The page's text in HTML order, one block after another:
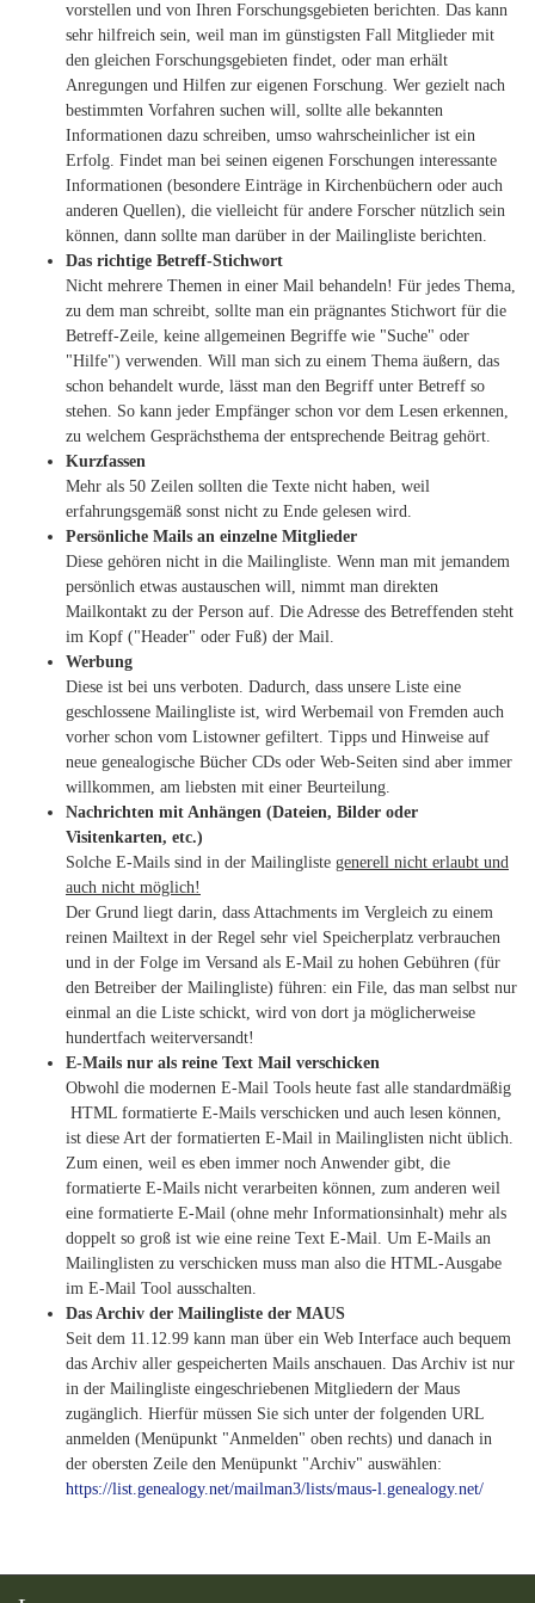
vorstellen und von Ihren Forschungsgebieten berichten. Das kann
sehr hilfreich sein, weil man im günstigsten Fall Mitglieder mit
den gleichen Forschungsgebieten findet, oder man erhält
Anregungen und Hilfen zur eigenen Forschung. Wer gezielt nach
bestimmten Vorfahren suchen will, sollte alle bekannten
Informationen dazu schreiben, umso wahrscheinlicher ist ein
Erfolg. Findet man bei seinen eigenen Forschungen interessante
Informationen (besondere Einträge in Kirchenbüchern oder auch
anderen Quellen), die vielleicht für andere Forscher nützlich sein
können, dann sollte man darüber in der Mailingliste berichten.
Das richtige Betreff-Stichwort
Nicht mehrere Themen in einer Mail behandeln! Für jedes Thema,
zu dem man schreibt, sollte man ein prägnantes Stichwort für die
Betreff-Zeile, keine allgemeinen Begriffe wie "Suche" oder
"Hilfe") verwenden. Will man sich zu einem Thema äußern, das
schon behandelt wurde, lässt man den Begriff unter Betreff so
stehen. So kann jeder Empfänger schon vor dem Lesen erkennen,
zu welchem Gesprächsthema der entsprechende Beitrag gehört.
Kurzfassen
Mehr als 50 Zeilen sollten die Texte nicht haben, weil
erfahrungsgemäß sonst nicht zu Ende gelesen wird.
Persönliche Mails an einzelne Mitglieder
Diese gehören nicht in die Mailingliste. Wenn man mit jemandem
persönlich etwas austauschen will, nimmt man direkten
Mailkontakt zu der Person auf. Die Adresse des Betreffenden steht
im Kopf ("Header" oder Fuß) der Mail.
Werbung
Diese ist bei uns verboten. Dadurch, dass unsere Liste eine
geschlossene Mailingliste ist, wird Werbemail von Fremden auch
vorher schon vom Listowner gefiltert. Tipps und Hinweise auf
neue genealogische Bücher CDs oder Web-Seiten sind aber immer
willkommen, am liebsten mit einer Beurteilung.
Nachrichten mit Anhängen (Dateien, Bilder oder
Visitenkarten, etc.)
Solche E-Mails sind in der Mailingliste generell nicht erlaubt und
auch nicht möglich!
Der Grund liegt darin, dass Attachments im Vergleich zu einem
reinen Mailtext in der Regel sehr viel Speicherplatz verbrauchen
und in der Folge im Versand als E-Mail zu hohen Gebühren (für
den Betreiber der Mailingliste) führen: ein File, das man selbst nur
einmal an die Liste schickt, wird von dort ja möglicherweise
hundertfach weiterversandt!
E-Mails nur als reine Text Mail verschicken
Obwohl die modernen E-Mail Tools heute fast alle standardmäßig
HTML formatierte E-Mails verschicken und auch lesen können,
ist diese Art der formatierten E-Mail in Mailinglisten nicht üblich.
Zum einen, weil es eben immer noch Anwender gibt, die
formatierte E-Mails nicht verarbeiten können, zum anderen weil
eine formatierte E-Mail (ohne mehr Informationsinhalt) mehr als
doppelt so groß ist wie eine reine Text E-Mail. Um E-Mails an
Mailinglisten zu verschicken muss man also die HTML-Ausgabe
im E-Mail Tool ausschalten.
Das Archiv der Mailingliste der MAUS
Seit dem 11.12.99 kann man über ein Web Interface auch bequem
das Archiv aller gespeicherten Mails anschauen. Das Archiv ist nur
in der Mailingliste eingeschriebenen Mitgliedern der Maus
zugänglich. Hierfür müssen Sie sich unter der folgenden URL
anmelden (Menüpunkt "Anmelden" oben rechts) und danach in
der obersten Zeile den Menüpunkt "Archiv" auswählen:
https://list.genealogy.net/mailman3/lists/maus-l.genealogy.net/